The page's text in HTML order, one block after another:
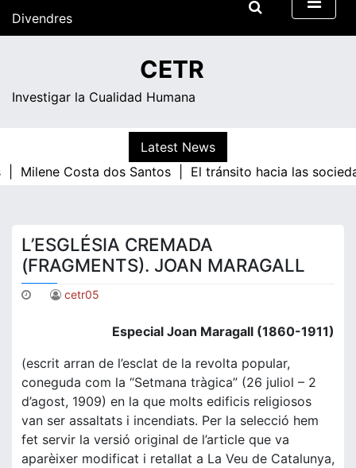
Divendres
CETR
Investigar la Cualidad Humana
Latest News
Milene Costa dos Santos | El tránsito hacia las
L’ESGLÉSIA CREMADA
(FRAGMENTS). JOAN MARAGALL
cetr05
Especial Joan Maragall (1860-1911)
(escrit arran de l’esclat de la revolta popular,
coneguda com la “Setmana tràgica” (26 juliol – 2
d’agost, 1909) en la que molts edificis religiosos
van ser assaltats i incendiats. Per la selecció hem
fet servir la versió original de l’article que va
aparèixer modificat i retallat a La Veu de Catalunya,